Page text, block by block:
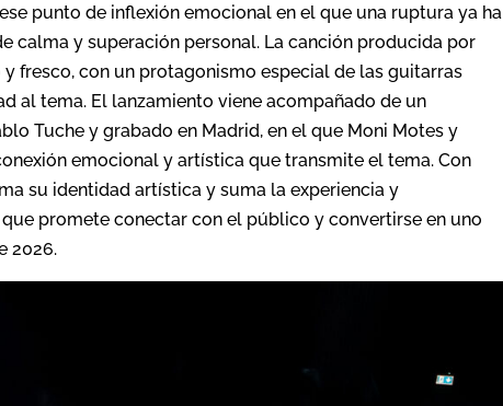
punto de inflexión emocional en el que una ruptura ya ha
calma y superación personal. La canción producida por
fresco, con un protagonismo especial de las guitarras
al tema. El lanzamiento viene acompañado de un
Tuche y grabado en Madrid, en el que Moni Motes y
emocional y artística que transmite el tema. Con
su identidad artística y suma la experiencia y
promete conectar con el público y convertirse en uno
2026.